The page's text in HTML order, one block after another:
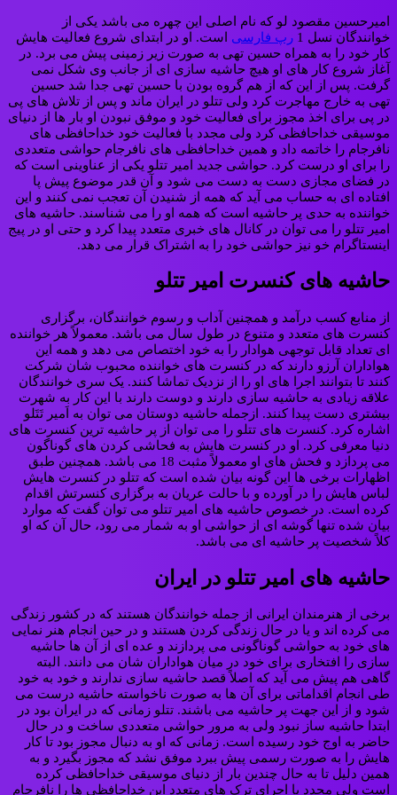
امیرحسین مقصود لو که نام اصلی این چهره می باشد یکی از
خوانندگان نسل 1
رپ فارسی است. او در ابتدای شروع فعالیت هایش
کار خود را به همراه حسین تهی به صورت زیر زمینی پیش می برد. در
آغاز شروع کار های او هیچ حاشیه سازی ای از جانب وی شکل نمی
گرفت. پس از این که از هم گروه بودن با حسین تهی جدا شد حسین
تهی به خارج مهاجرت کرد ولی تتلو در ایران ماند و پس از تلاش های پی
در پی برای اخذ مجوز برای فعالیت خود و موفق نبودن او بار ها از دنیای
موسیقی خداحافظی کرد ولی مجدد با فعالیت خود خداحافظی های
نافرجام را خاتمه داد و همین خداحافظی های نافرجام حواشی متعددی
را برای او درست کرد. حواشی جدید امیر تتلو یکی از عناوینی است که
در فضای مجازی دست به دست می شود و آن قدر موضوع پیش پا
افتاده ای به حساب می آید که همه از شنیدن آن تعجب نمی کنند و این
خواننده به حدی پر حاشیه است که همه او را می شناسند. حاشیه های
امیر تتلو را می توان در کانال های خبری متعدد پیدا کرد و حتی او در پیج
اینستاگرام خو نیز حواشی خود را به اشتراک قرار می دهد.
حاشیه های کنسرت امیر تتلو
از منابع کسب درآمد و همچنین آداب و رسوم خوانندگان، برگزاری
کنسرت های متعدد و متنوع در طول سال می باشد. معمولاً هر خواننده
ای تعداد قابل توجهی هوادار را به خود اختصاص می دهد و همه این
هواداران آرزو دارند که در کنسرت های خواننده محبوب شان شرکت
کنند تا بتوانند اجرا های او را از نزدیک تماشا کنند. یک سری خوانندگان
علاقه زیادی به حاشیه سازی دارند و دوست دارند با این کار به شهرت
بیشتری دست پیدا کنند. ازجمله حاشیه دوستان می توان به اَمیر تَتَلو
اشاره کرد. کنسرت های تتلو را می توان از پر حاشیه ترین کنسرت های
دنیا معرفی کرد. او در کنسرت هایش به فحاشی کردن های گوناگون
می پردازد و فحش های او معمولاً مثبت 18 می باشد. همچنین طبق
اظهارات برخی ها این گونه بیان شده است که تتلو در کنسرت هایش
لباس هایش را در آورده و با حالت عریان به برگزاری کنسرتش اقدام
کرده است. در خصوص حاشیه های امیر تتلو می توان گفت که موارد
بیان شده تنها گوشه ای از حواشی او به شمار می رود، حال آن که او
کلاً شخصیت پر حاشیه ای می باشد.
حاشیه های امیر تتلو در ایران
برخی از هنرمندان ایرانی از جمله خوانندگان هستند که در کشور زندگی
می کرده اند و یا در حال زندگی کردن هستند و در حین انجام هنر نمایی
های خود به حواشی گوناگونی می پردازند و عده ای از آن ها حاشیه
سازی را افتخاری برای خود در میان هواداران شان می دانند. البته
گاهی هم پیش می آید که اصلاً قصد حاشیه سازی ندارند و خود به خود
طی انجام اقداماتی برای آن ها به صورت ناخواسته حاشیه درست می
شود و از این جهت پر حاشیه می باشند. تتلو زمانی که در ایران بود در
ابتدا حاشیه ساز نبود ولی به مرور حواشی متعددی ساخت و در حال
حاضر به اوج خود رسیده است. زمانی که او به دنبال مجوز بود تا کار
هایش را به صورت رسمی پیش ببرد موفق نشد که مجوز بگیرد و به
همین دلیل تا به حال چندین بار از دنیای موسیقی خداحافظی کرده
است ولی مجدد با اجرای ترک های متعدد این خداحافظی ها را نافرجام